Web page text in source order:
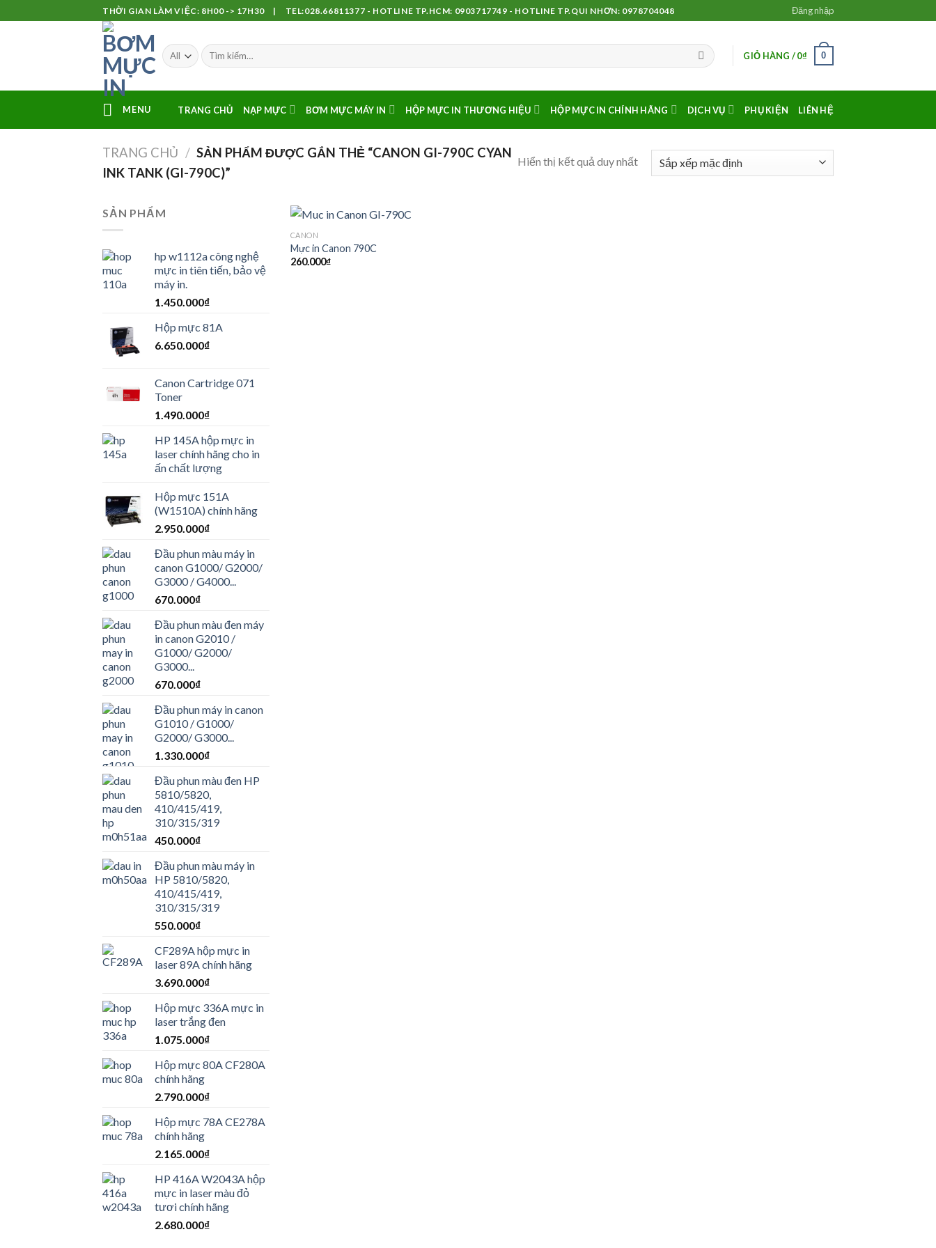
to
THỜI GIAN LÀM VIỆC: 8H00 -> 17H30 | TEL:028.66811377 - HOTLINE TP.HCM: 0903717749 - HOTLINE TP.QUI NHƠN: 0978704048 Đăng nhập
GIỎ HÀNG /0₫ 0
MENU TRANG CHỦ NẠP MỰC BƠM MỰC MÁY IN HỘP MỰC IN THƯƠNG HIỆU HỘP MỰC IN CHÍNH HÃNG DỊCH VỤ PHỤ KIỆN LIÊN HỆ
TRANG CHỦ / SẢN PHẨM ĐƯỢC GẮN THẺ “CANON GI-790C CYAN
INK TANK (GI-790C)”
Hiển thị kết quả duy nhất
SẢN PHẨM
hp w1112a công nghệ
mực in tiên tiến, bảo vệ
máy in.
1.450.000₫
Hộp mực 81A
6.650.000₫
Canon Cartridge 071
Toner
1.490.000₫
HP 145A hộp mực in
laser chính hãng cho in
ấn chất lượng
Hộp mực 151A
(W1510A) chính hãng
2.950.000₫
Đầu phun màu máy in
canon G1000/ G2000/
G3000 / G4000...
670.000₫
Đầu phun màu đen máy
in canon G2010 /
G1000/ G2000/
G3000...
670.000₫
Đầu phun máy in canon
G1010 / G1000/
G2000/ G3000...
1.330.000₫
Đầu phun màu đen HP
5810/5820,
410/415/419,
310/315/319
450.000₫
Đầu phun màu máy in
HP 5810/5820,
410/415/419,
310/315/319
550.000₫
CF289A hộp mực in
laser 89A chính hãng
3.690.000₫
Hộp mực 336A mực in
laser trắng đen
1.075.000₫
Hộp mực 80A CF280A
chính hãng
2.790.000₫
Hộp mực 78A CE278A
chính hãng
2.165.000₫
HP 416A W2043A hộp
mực in laser màu đỏ
tươi chính hãng
2.680.000₫
CANON
Mực in Canon 790C
260.000₫